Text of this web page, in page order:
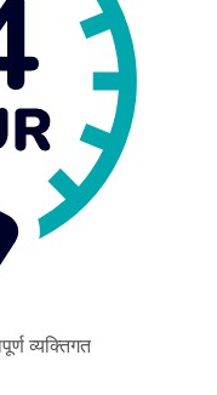
व्यक्तिगत